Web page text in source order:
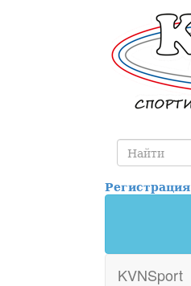
Регистрация
KVNSport